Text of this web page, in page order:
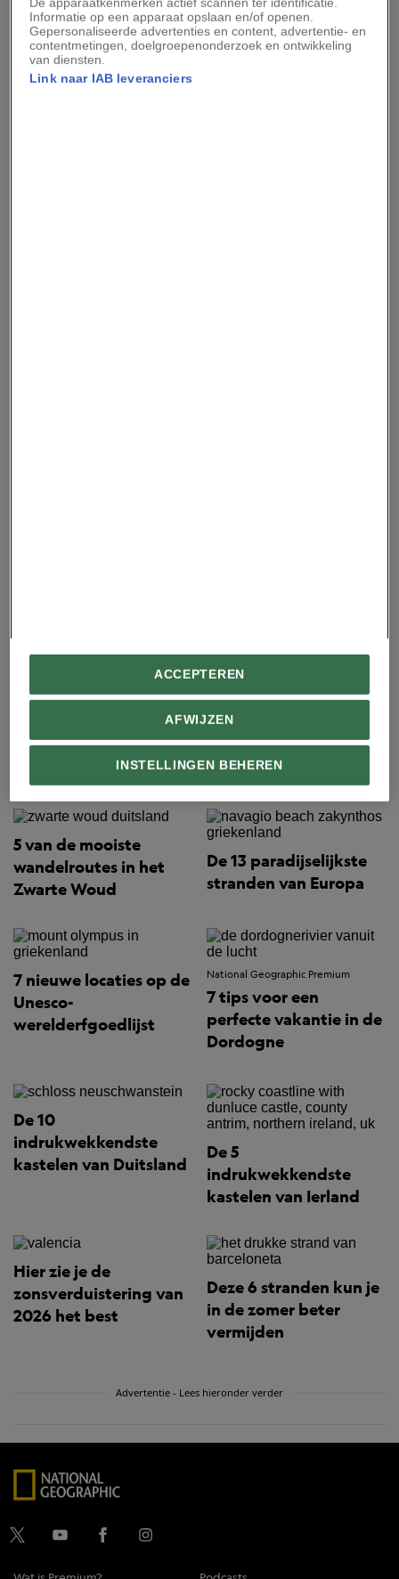
National Geographic Premium
5 indrukwekkende
verlaten kastelen in
National Geographic Premium
Het mysterie van het
5 van de mooiste
wandelroutes in het
Zwarte Woud
De 13 paradijselijkste
stranden van Europa
7 nieuwe locaties op de
Unesco-
werelderfgoedlijst
National Geographic Premium
7 tips voor een
perfecte vakantie in de
Dordogne
De 10
indrukwekkendste
kastelen van Duitsland
De 5
indrukwekkendste
kastelen van Ierland
Hier zie je de
zonsverduistering van
2026 het best
Deze 6 stranden kun je
in de zomer beter
vermijden
Advertentie - Lees hieronder verder
Informatie op een apparaat opslaan en/of openen.
Gepersonaliseerde advertenties en content, advertentie- en
contentmetingen, doelgroepenonderzoek en ontwikkeling
van diensten.
Link naar IAB leveranciers
INSTELLINGEN BEHEREN
AFWIJZEN
ACCEPTEREN